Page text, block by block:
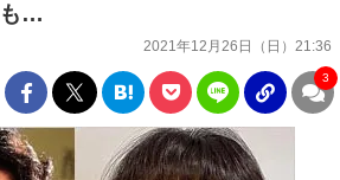
も…
2021年12月26日（日）21:36
3